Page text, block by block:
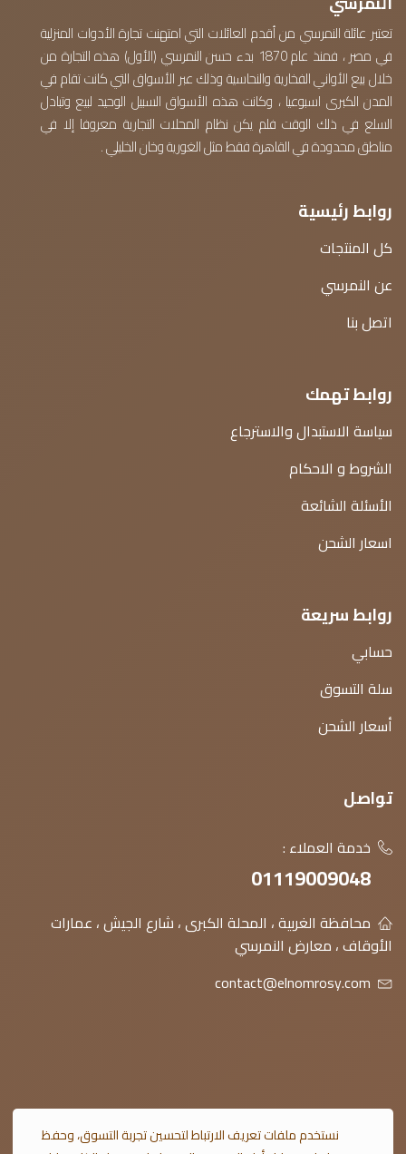
تعتبر عائلة النمرسي من أقدم العائلات التي امتهنت تجارة الأدوات المنزلية
في مصر ، فمنذ عام 1870 بدء حسن النمرسي (الأول) هذه التجارة من
خلال بيع الأواني الفخارية والنحاسية وذلك عبر الأسواق التي كانت تقام في
المدن الكبرى اسبوعيا ، وكانت هذه الأسواق السبيل الوحيد لبيع وتبادل
السلع في ذلك الوقت فلم يكن نظام المحلات التجارية معروفا إلا في
مناطق محدودة في القاهرة فقط مثل الغورية وخان الخليلي .
روابط رئيسية
كل المنتجات
عن النمرسي
اتصل بنا
روابط تهمك
سياسة الاستبدال والاسترجاع
الشروط و الاحكام
الأسئلة الشائعة
اسعار الشحن
روابط سريعة
حسابي
سلة التسوق
أسعار الشحن
تواصل
خدمة العملاء :
01119009048
محافظة الغربية ، المحلة الكبرى ، شارع الجيش ، عمارات
الأوقاف ، معارض النمرسي
contact@elnomrosy.com
© 2026 النمرسي جميع الحقوق محفوظة
نستخدم ملفات تعريف الارتباط لتحسين تجربة التسوق، وحفظ